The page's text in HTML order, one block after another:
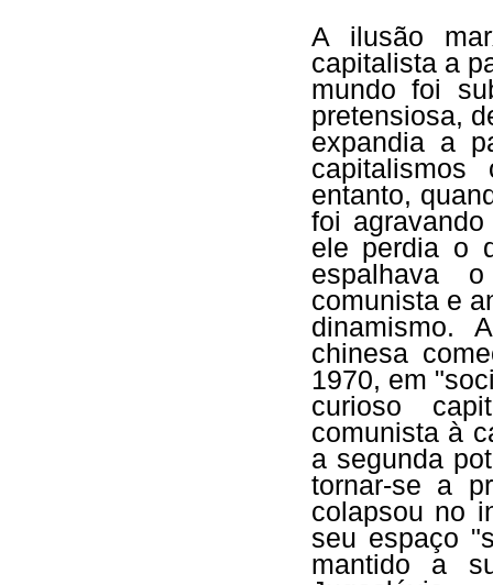
A ilusão
capitalista a
mundo foi
pretensiosa,
expandia a
capitalismos
entanto,
foi
ele perdia o
espalhava
comunista e
dinamismo.
chinesa
1970, em
curioso
comunista à
a segunda
tornar-se a
colapsou no
seu espaço
mantido a